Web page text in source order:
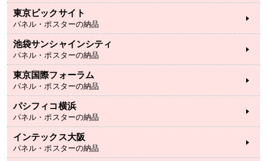
東京ビックサイト
パネル・ポスターの納品
池袋サンシャインシティ
パネル・ポスターの納品
東京国際フォーラム
パネル・ポスターの納品
パシフィコ横浜
パネル・ポスターの納品
インテックス大阪
パネル・ポスターの納品